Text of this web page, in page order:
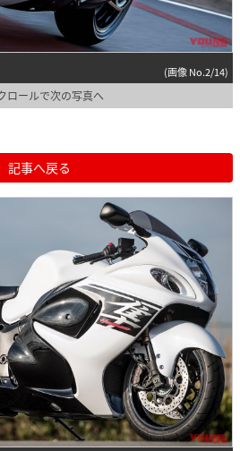
(画像 No.2/14)
ロールで次の写真へ
記事へ戻る